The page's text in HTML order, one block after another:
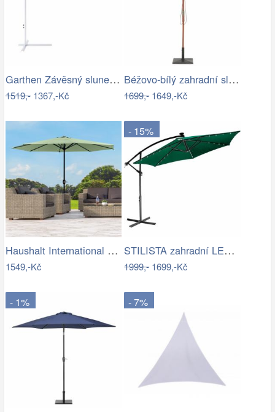
Garthen Závěsný slunečník s kličkou - 3…
1519,-1367,-Kč
Béžovo-bílý zahradní slunečník ⌀260 cm…
1699,-1649,-Kč
Haushalt International Kovový slunečník…
1549,-Kč
- 15%
STILISTA zahradní LED slunečník s…
1999,-1699,-Kč
- 1% - 7%